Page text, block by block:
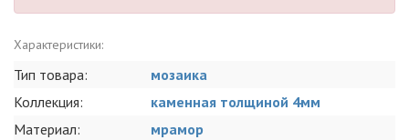
Характеристики:
Тип товара:
мозаика
Коллекция:
каменная толщиной 4мм
Материал:
мрамор